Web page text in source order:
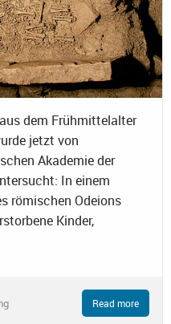
dem Frühmittelalter
jetzt von
Akademie der
In einem
römischen Odeions
Kinder,
Read more